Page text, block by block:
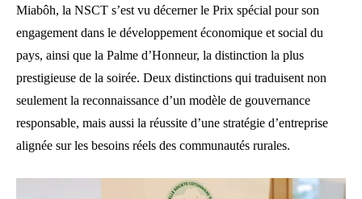
Miabôh, la NSCT s’est vu décerner le Prix spécial pour son
engagement dans le développement économique et social du
pays, ainsi que la Palme d’Honneur, la distinction la plus
prestigieuse de la soirée. Deux distinctions qui traduisent non
seulement la reconnaissance d’un modèle de gouvernance
responsable, mais aussi la réussite d’une stratégie d’entreprise
alignée sur les besoins réels des communautés rurales.